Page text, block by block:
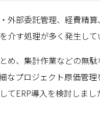
外部委託管理、経費精
介す処理が多く発生して
め、集計作業などの無
なプロジェクト原価管
ERP導入を検討しまし